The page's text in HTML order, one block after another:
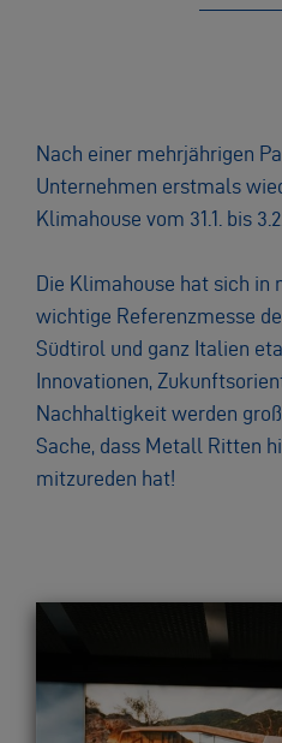
Nach einer mehrjährigen
Unternehmen erstmals
Klimahouse vom 31.1. bis
Die Klimahouse hat sich in
wichtige Referenzmesse
Südtirol und ganz Italien
Innovationen,
Nachhaltigkeit werden
Sache, dass Metall Ritten
mitzureden hat!